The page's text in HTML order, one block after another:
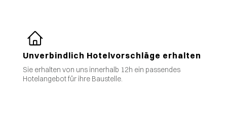
Unverbindlich Hotelvorschläge erhalten
Sie erhalten von uns innerhalb 12h ein passendes
Hotelangebot für ihre Baustelle.